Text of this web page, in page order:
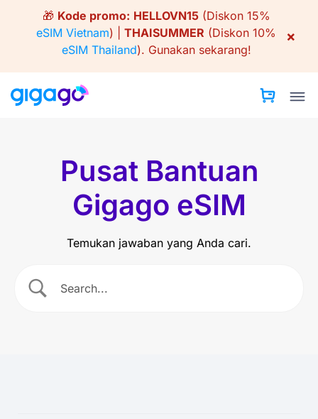
🎁 Kode promo: HELLOVN15(Diskon 15%
eSIM Vietnam) | THAISUMMER (Diskon 10%
eSIM Thailand). Gunakan sekarang!
×
Pusat Bantuan
Gigago eSIM
Temukan jawaban yang Anda cari.